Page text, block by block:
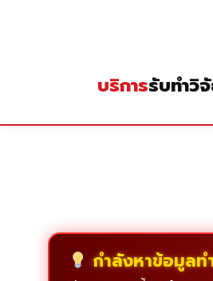
บริการรับทำวิ
กำลังหาข้อมูลท